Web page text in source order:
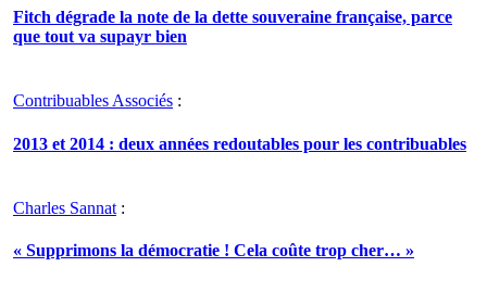
Fitch dégrade la note de la dette souveraine française, parce
que tout va supayr bien
Contribuables Associés :
2013 et 2014 : deux années redoutables pour les contribuables
Charles Sannat :
« Supprimons la démocratie ! Cela coûte trop cher… »